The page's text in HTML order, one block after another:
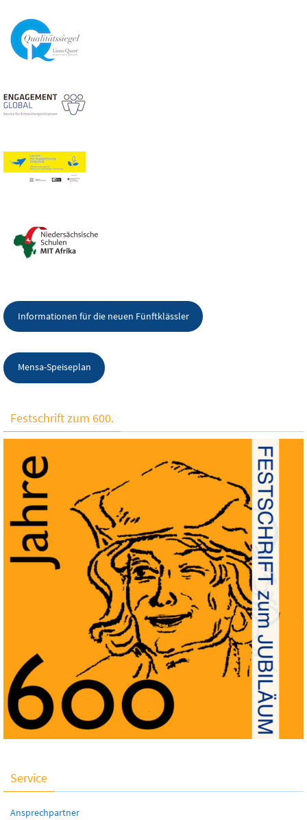
Informationen für die neuen Fünftklässler
Mensa-Speiseplan
Festschrift zum 600.
Service
Ansprechpartner